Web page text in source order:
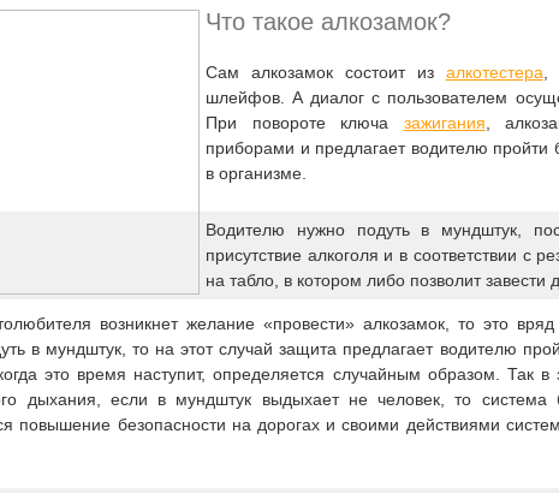
Что такое алкозамок?
Сам алкозамок состоит из алкотестера
шлейфов. А диалог с пользователем
При повороте ключа зажигания ,
приборами и предлагает водителю пройти
в организме.
Водителю нужно подуть в мундштук,
присутствие алкоголя и в соответствии с
на табло, в котором либо позволит завести
возникнет желание «провести» алкозамок, то это
в мундштук, то на этот случай защита предлагает водителю
это время наступит, определяется случайным образом. Так в
дыхания, если в мундштук выдыхает не человек, то система
повышение безопасности на дорогах и своими действиями